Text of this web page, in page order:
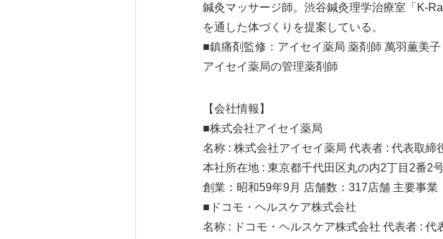
鍼灸マッサージ師。渋谷鍼灸理学治療室「K-
を通した体づくりを提案している。
■鎮痛剤監修：アイセイ薬局 薬剤師 萬羽薫美子
アイセイ薬局の管理薬剤師
【会社情報】
■株式会社アイセイ薬局
名称 : 株式会社アイセイ薬局 代表者 : 代表取締
本社所在地 : 東京都千代田区丸の内2丁目2番2
創業：昭和59年9月 店舗数：317店舗 主要事業
■ドコモ・ヘルスケア株式会社
名称 : ドコモ・ヘルスケア株式会社 代表者 : 代